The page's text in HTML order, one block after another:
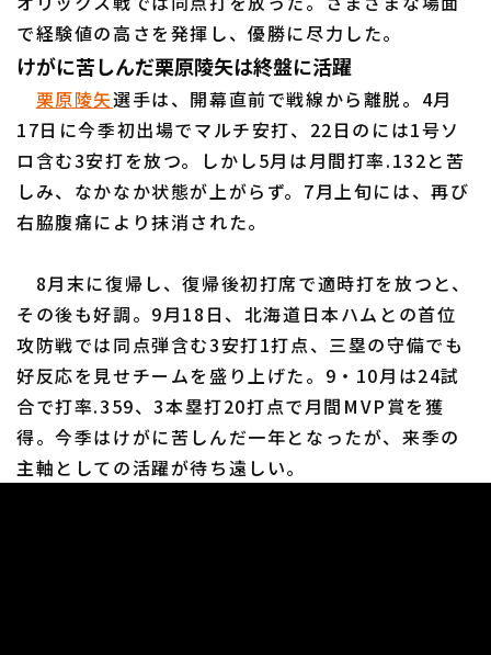
で経験値の高さを発揮し、優勝に尽力した。
けがに苦しんだ栗原陵矢は終盤に活躍
栗原陵矢選手は、開幕直前で戦線から離脱。4月
17日に今季初出場でマルチ安打、22日のには1号ソ
ロ含む3安打を放つ。しかし5月は月間打率.132と苦
しみ、なかなか状態が上がらず。7月上旬には、再び
右脇腹痛により抹消された。
8月末に復帰し、復帰後初打席で適時打を放つと、
その後も好調。9月18日、北海道日本ハムとの首位
攻防戦では同点弾含む3安打1打点、三塁の守備でも
好反応を見せチームを盛り上げた。9・10月は24試
合で打率.359、3本塁打20打点で月間MVP賞を獲
得。今季はけがに苦しんだ一年となったが、来季の
主軸としての活躍が待ち遠しい。